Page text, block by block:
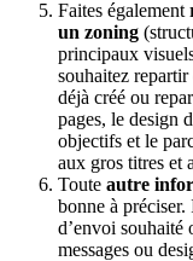
Faites également
un zoning
principaux
souhaitez
déjà créé ou
pages, le design
objectifs et le
aux gros titres et
Toute autre
bonne à préciser.
d’envoi souhaité
messages ou